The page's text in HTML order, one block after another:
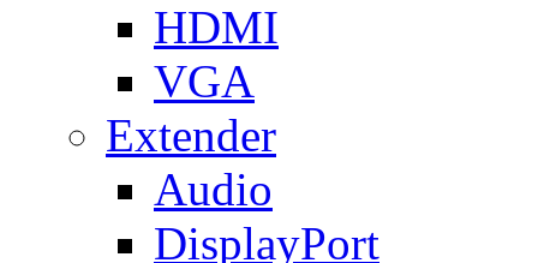
HDMI
VGA
Extender
Audio
DisplayPort